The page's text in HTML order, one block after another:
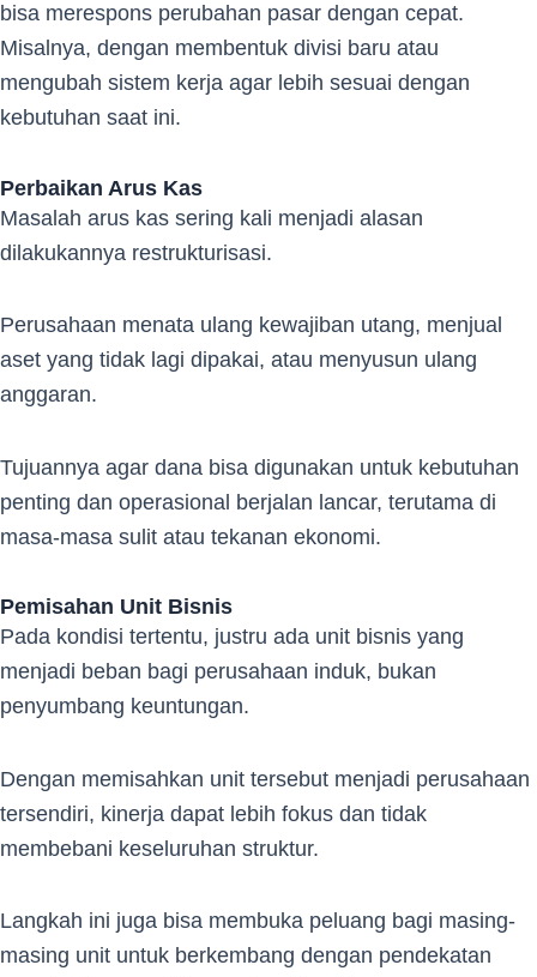
bisa merespons perubahan pasar dengan cepat.
Misalnya, dengan membentuk divisi baru atau
mengubah sistem kerja agar lebih sesuai dengan
kebutuhan saat ini.
Perbaikan Arus Kas
Masalah arus kas sering kali menjadi alasan
dilakukannya restrukturisasi.
Perusahaan menata ulang kewajiban utang, menjual
aset yang tidak lagi dipakai, atau menyusun ulang
anggaran.
Tujuannya agar dana bisa digunakan untuk kebutuhan
penting dan operasional berjalan lancar, terutama di
masa-masa sulit atau tekanan ekonomi.
Pemisahan Unit Bisnis
Pada kondisi tertentu, justru ada unit bisnis yang
menjadi beban bagi perusahaan induk, bukan
penyumbang keuntungan.
Dengan memisahkan unit tersebut menjadi perusahaan
tersendiri, kinerja dapat lebih fokus dan tidak
membebani keseluruhan struktur.
Langkah ini juga bisa membuka peluang bagi masing-
masing unit untuk berkembang dengan pendekatan